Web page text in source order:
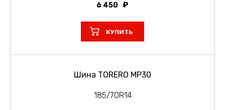
6 450
КУПИТЬ
Шина TORERO MP30
185/70R14